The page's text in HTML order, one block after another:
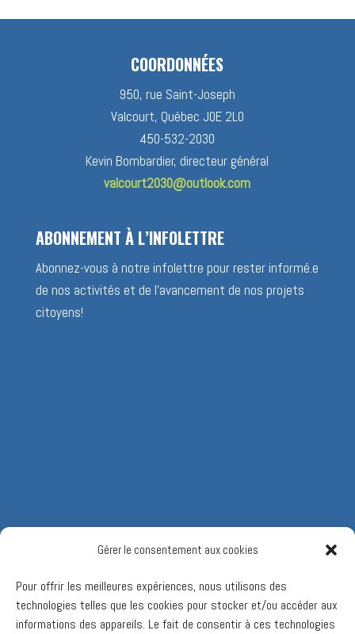
Gérer le consentement aux cookies
Pour offrir les meilleures expériences, nous utilisons des
technologies telles que les cookies pour stocker et/ou accéder aux
informations des appareils. Le fait de consentir à ces technologies
COORDONNÉES
950, rue Saint-Joseph
Valcourt, Québec J0E 2L0
450-532-2030
Kevin Bombardier, directeur général
valcourt2030@outlook.com
ABONNEMENT À L’INFOLETTRE
Abonnez-vous à notre infolettre pour rester informé.e
de nos activités et de l’avancement de nos projets
citoyens!